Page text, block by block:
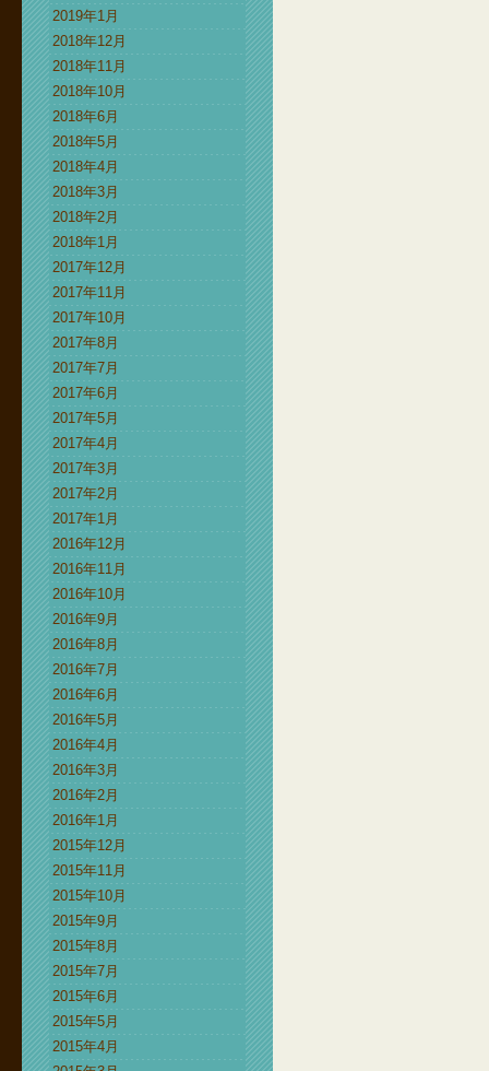
2019年1月
2018年12月
2018年11月
2018年10月
2018年6月
2018年5月
2018年4月
2018年3月
2018年2月
2018年1月
2017年12月
2017年11月
2017年10月
2017年8月
2017年7月
2017年6月
2017年5月
2017年4月
2017年3月
2017年2月
2017年1月
2016年12月
2016年11月
2016年10月
2016年9月
2016年8月
2016年7月
2016年6月
2016年5月
2016年4月
2016年3月
2016年2月
2016年1月
2015年12月
2015年11月
2015年10月
2015年9月
2015年8月
2015年7月
2015年6月
2015年5月
2015年4月